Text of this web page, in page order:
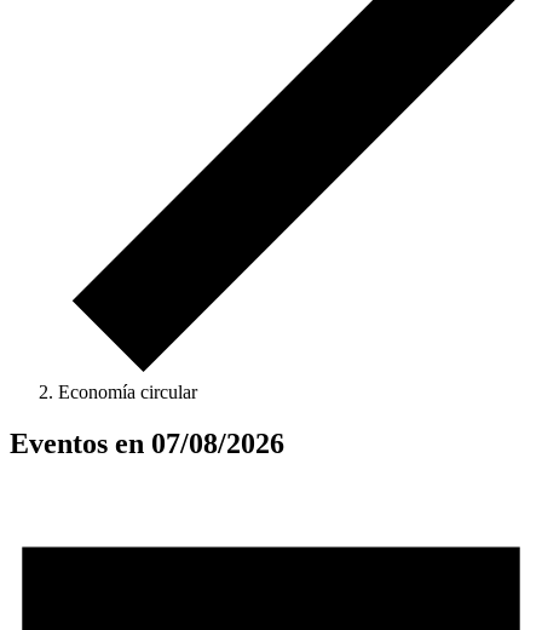
Economía circular
Eventos en 07/08/2026